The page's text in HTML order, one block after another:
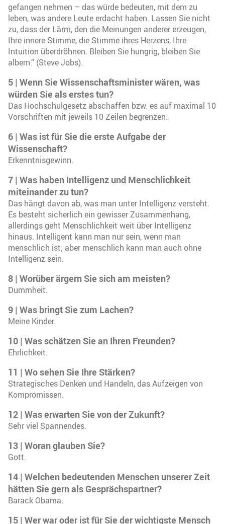
gefangen nehmen – das würde bedeuten, mit dem zu
leben, was andere Leute erdacht haben. Lassen Sie nicht
zu, dass der Lärm, den die Meinungen anderer erzeugen,
Ihre innere Stimme, die Stimme ihres Herzens, Ihre
Intuition überdröhnen. Bleiben Sie hungrig, bleiben Sie
albern.“ (Steve Jobs).
5 | Wenn Sie Wissenschaftsminister wären, was
würden Sie als erstes tun?
Das Hochschulgesetz abschaffen bzw. es auf maximal 10
Vorschriften mit jeweils 10 Zeilen begrenzen.
6 | Was ist für Sie die erste Aufgabe der
Wissenschaft?
Erkenntnisgewinn.
7 | Was haben Intelligenz und Menschlichkeit
miteinander zu tun?
Das hängt davon ab, was man unter Intelligenz versteht.
Es besteht sicherlich ein gewisser Zusammenhang,
allerdings geht Menschlichkeit weit über Intelligenz
hinaus. Intelligent kann man nur sein, wenn man
menschlich ist; aber menschlich kann man auch ohne
Intelligenz sein.
8 | Worüber ärgern Sie sich am meisten?
Dummheit.
9 | Was bringt Sie zum Lachen?
Meine Kinder.
10 | Was schätzen Sie an Ihren Freunden?
Ehrlichkeit.
11 | Wo sehen Sie Ihre Stärken?
Strategisches Denken und Handeln, das Aufzeigen von
Kompromissen.
12 | Was erwarten Sie von der Zukunft?
Sehr viel Spannendes.
13 | Woran glauben Sie?
Gott.
14 | Welchen bedeutenden Menschen unserer Zeit
hätten Sie gern als Gesprächspartner?
Barack Obama.
15 | Wer war oder ist für Sie der wichtigste Mensch